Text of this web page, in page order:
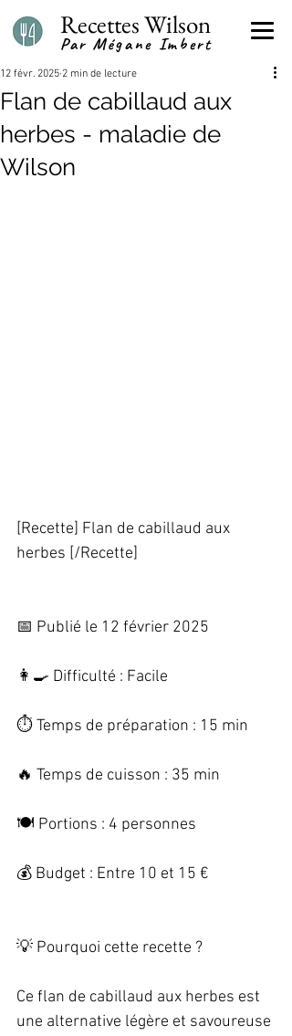
Par Mégane Imbert
Recettes Wilson
Flan de cabillaud aux
herbes - maladie de
Wilson
12 févr. 2025 2 min de lecture
[Recette] Flan de cabillaud aux
herbes [/Recette]
📅 Publié le 12 février 2025
👩‍🍳 Difficulté : Facile
⏱️ Temps de préparation : 15 min
🔥 Temps de cuisson : 35 min
🍽️ Portions : 4 personnes
💰 Budget : Entre 10 et 15 €
💡 Pourquoi cette recette ?
Ce flan de cabillaud aux herbes est
une alternative légère et savoureuse